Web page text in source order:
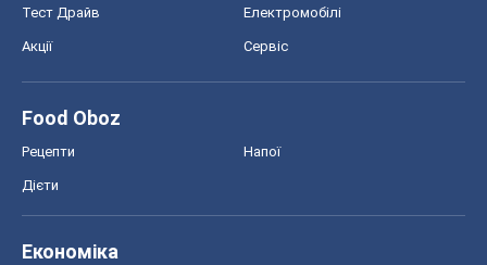
Тест Драйв Електромобілі
Акції Сервіс
Food Oboz
Рецепти Напої
Дієти
Економіка